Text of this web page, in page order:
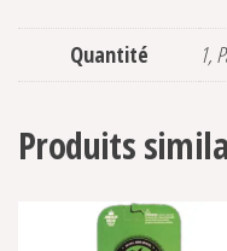
Quantité 1,
Produits